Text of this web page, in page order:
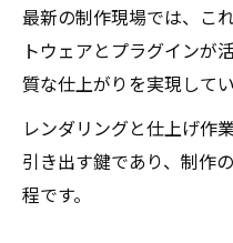
最新の制作現場では、こ
トウェアとプラグインが
質な仕上がりを実現してい
レンダリングと仕上げ作
引き出す鍵であり、制作
程です。